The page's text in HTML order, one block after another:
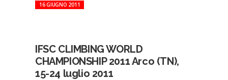
16 GIUGNO 2011
IFSC CLIMBING WORLD
CHAMPIONSHIP 2011 Arco (TN),
15-24 luglio 2011